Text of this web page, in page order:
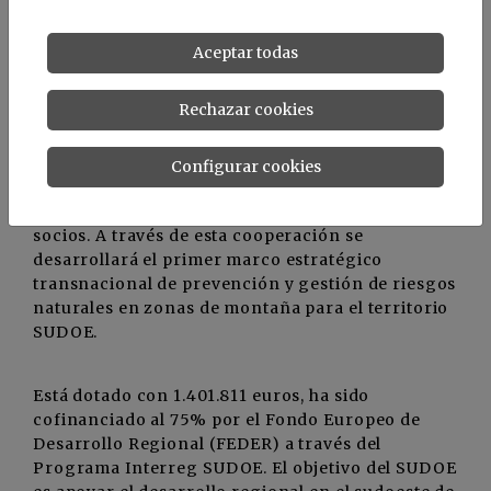
Programa Interreg-SUDOE
El proyecto MONTCLIMA tiene una duración
socios. A través de esta cooperación se
desarrollará el primer marco estratégico
transnacional de prevención y gestión de riesgos
naturales en zonas de montaña para el territorio
SUDOE.
Está dotado con 1.401.811 euros, ha sido
cofinanciado al 75% por el Fondo Europeo de
Desarrollo Regional (FEDER) a través del
Programa Interreg SUDOE. El objetivo del SUDOE
Aceptar todas
Rechazar cookies
Configurar cookies